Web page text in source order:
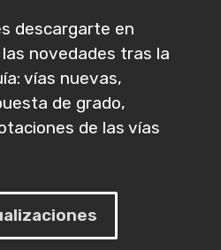
descargarte en
novedades tras la
vías nuevas,
de grado,
de las vías